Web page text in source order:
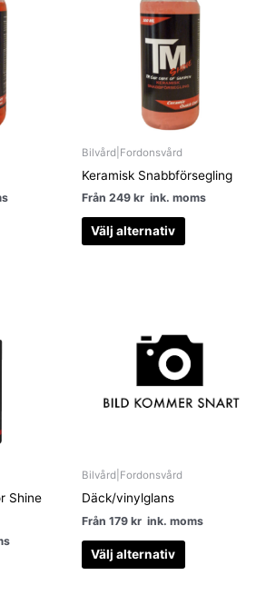
Bilvård|Fordonsvård
Keramisk Snabbförsegling
Från 249 kr ink. moms
Välj alternativ
produkten
har
flera
varianter.
De
olika
alternativen
väljas
Shine
Bilvård|Fordonsvård
Däck/vinylglans
Från 179 kr ink. moms
Välj alternativ
produkten
har
flera
De